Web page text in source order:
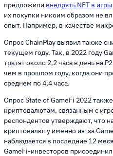
предложили внедрять NFT в игры
их покупки никоим образом не
опыт. Например, в качестве
Опрос ChainPlay выявил также
текущем году. Так, в 2022 году
тратят около 2,2 часа в день на
чем в прошлом году, когда они
среднем по 4,4 часа.
Опрос State of GameFi 2022
криптовалютам, связанным с
респондентов утверждают, что
криптовалюту именно из-за
наблюдается в последние 12
GameFi-инвесторов